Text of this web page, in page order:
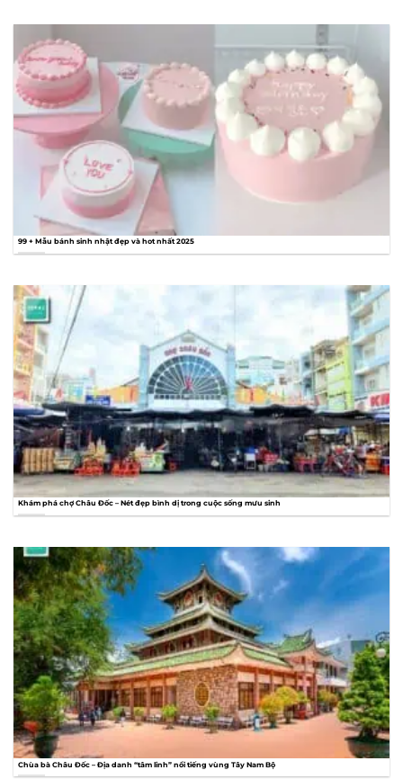
99 + Mẫu bánh sinh nhật đẹp và hot nhất 2025
Khám phá chợ Châu Đốc – Nét đẹp bình dị trong cuộc sống mưu sinh
Chùa bà Châu Đốc – Địa danh “tâm linh” nổi tiếng vùng Tây Nam Bộ